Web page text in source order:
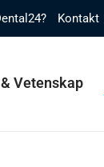
Kontakt
Vetenskap